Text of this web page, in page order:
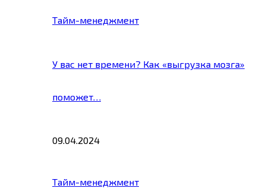
Тайм-менеджмент
У вас нет времени? Как «выгрузка мозга»
поможет…
09.04.2024
Тайм-менеджмент